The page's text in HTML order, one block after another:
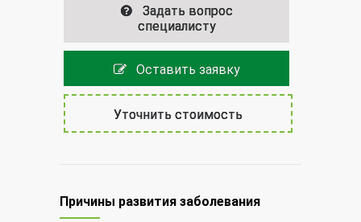
Задать вопрос
специалисту
Оставить заявку
Уточнить стоимость
Причины развития заболевания